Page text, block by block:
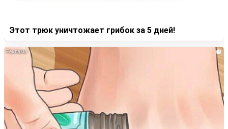
Этот трюк уничтожает грибок за 5 дней!
i